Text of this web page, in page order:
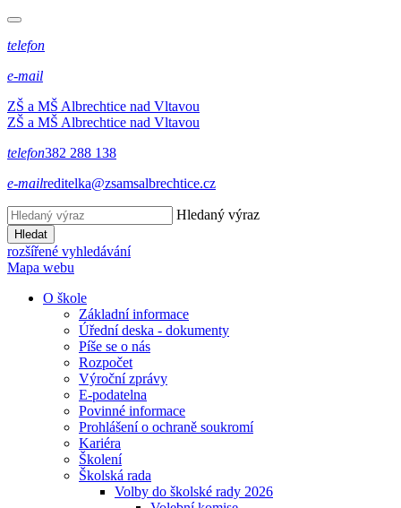
telefon
e-mail
ZŠ a MŠ Albrechtice nad Vltavou
ZŠ a MŠ Albrechtice nad Vltavou
telefon382 288 138
e-mailreditelka@zsamsalbrechtice.cz
Hledaný výraz
Hledat
rozšířené vyhledávání
Mapa webu
O škole
Základní informace
Úřední deska - dokumenty
Píše se o nás
Rozpočet
Výroční zprávy
E-podatelna
Povinné informace
Prohlášení o ochraně soukromí
Kariéra
Školení
Školská rada
Volby do školské rady 2026